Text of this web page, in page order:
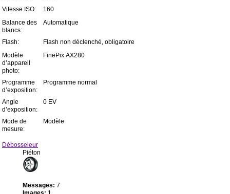
Vitesse ISO:
160
Balance des
blancs:
Automatique
Flash:
Flash non déclenché, obligatoire
Modèle
d’appareil
photo:
FinePix AX280
Programme
d’exposition:
Programme normal
Angle
d’exposition:
0 EV
Mode de
mesure:
Modèle
Débosseleur
Piéton
Messages: 7